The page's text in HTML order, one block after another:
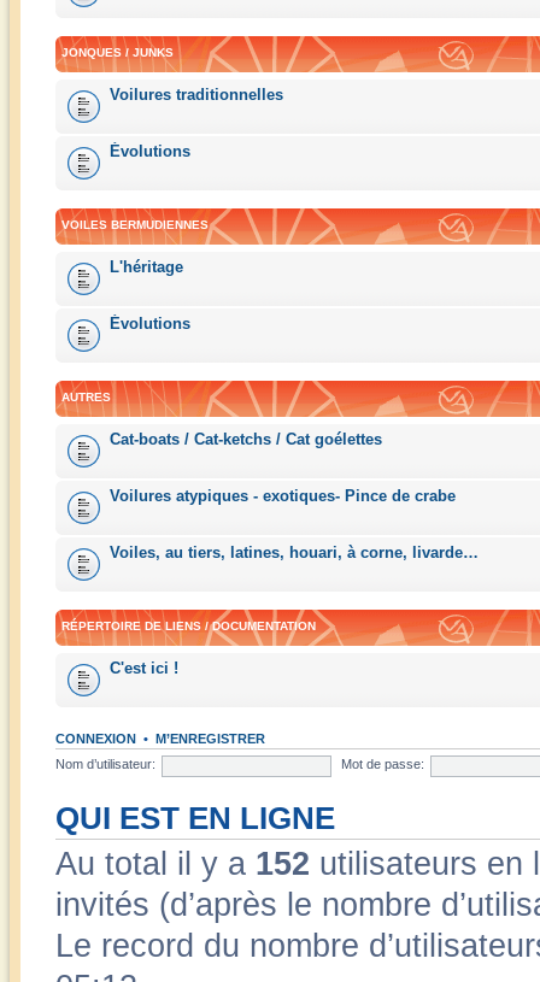
JONQUES / JUNKS
Voilures traditionnelles
Évolutions
VOILES BERMUDIENNES
L'héritage
Évolutions
AUTRES
Cat-boats / Cat-ketchs / Cat goélettes
Voilures atypiques - exotiques- Pince de crabe
Voiles, au tiers, latines, houari, à corne, livarde…
RÉPERTOIRE DE LIENS / DOCUMENTATION
C'est ici !
CONNEXION • M’ENREGISTRER
Nom d’utilisateur:
Mot de passe:
QUI EST EN LIGNE
Au total il y a 152 utilisateurs en
invités (d’après le nombre
Le record du nombre